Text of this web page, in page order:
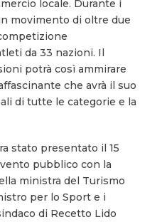
locale. Durante i
movimento di oltre due
da 33 nazioni. Il
potrà così ammirare
che avrà il suo
di tutte le categorie e la
stato presentato il 15
pubblico con la
ministra del Turismo
per lo Sport e i
di Recetto Lido